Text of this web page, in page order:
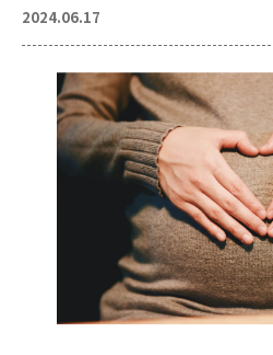
2024.06.17